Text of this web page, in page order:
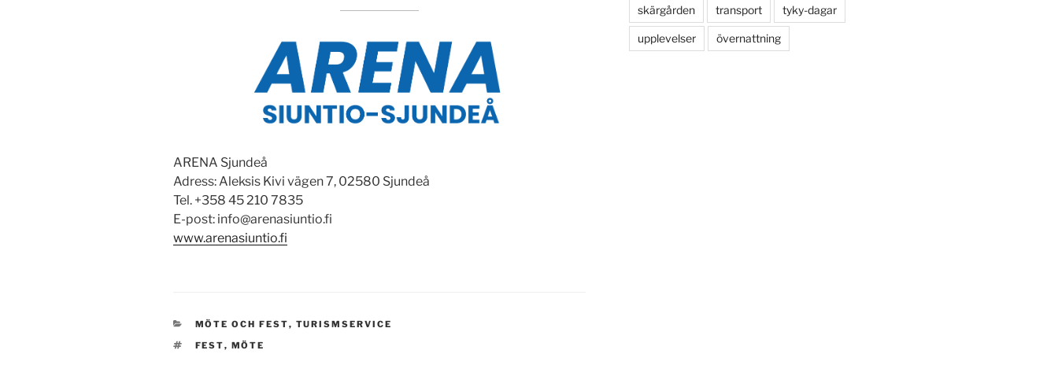
ARENA Sjundeå
Adress: Aleksis Kivi vägen 7, 02580 Sjundeå
Tel. +358 45 210 7835
E-post: info@arenasiuntio.fi
www.arenasiuntio.fi
KATEGORIER
MÖTE OCH FEST, TURISMSERVICE
TAGGAR
FEST, MÖTE
skärgården transport tyky-dagar
upplevelser övernattning